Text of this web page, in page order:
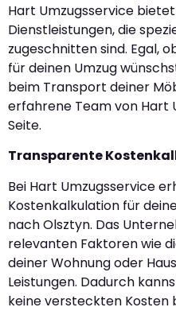
Hart Umzugsservice
Dienstleistungen, die
zugeschnitten sind. Egal,
für deinen Umzug
beim Transport deiner
erfahrene Team von Hart
Seite.
Transparente
Bei Hart Umzugsservice
Kostenkalkulation für
nach Olsztyn. Das
relevanten Faktoren wie
deiner Wohnung oder
Leistungen. Dadurch
keine versteckten Kosten